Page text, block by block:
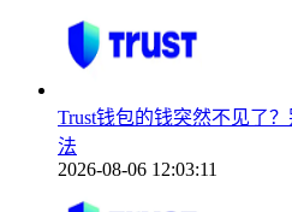
Trust钱包的钱突然不见了
法
2026-08-06 12:03:11